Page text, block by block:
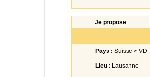
Je propose
Pays : Suisse > VD
Lieu : Lausanne